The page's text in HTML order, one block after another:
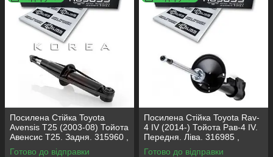
Посилена Стійка Toyota
Avensis T25 (2003-08) Тойота
Авенсис Т25. Задня. 315960 ,
341815 KOREA Аксусс!
Готово до відправки
Посилена Стійка Toyota Rav-
4 IV (2014-) Тойота Рав-4 IV.
Передня. Ліва. 316985 ,
339335 KOREA Аксусс!
Готово до відправки